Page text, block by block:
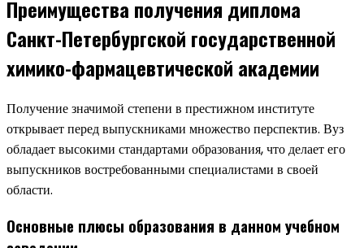
Преимущества получения диплома
Санкт-Петербургской государственной
химико-фармацевтической академии
Получение значимой степени в престижном институте
открывает перед выпускниками множество перспектив. Вуз
обладает высокими стандартами образования, что делает его
выпускников востребованными специалистами в своей
области.
Основные плюсы образования в данном учебном